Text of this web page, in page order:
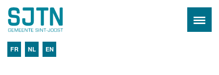
FR NL EN